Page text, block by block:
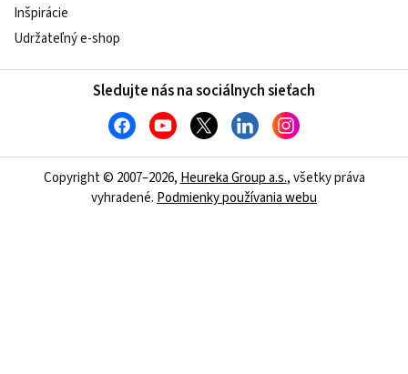
Inšpirácie
Udržateľný e-shop
Sledujte nás na sociálnych sieťach
Copyright © 2007–2026, Heureka Group a.s., všetky práva
vyhradené. Podmienky používania webu